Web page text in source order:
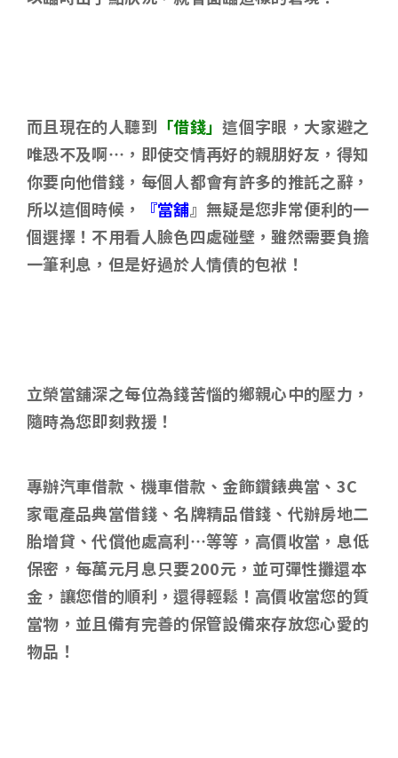
而且現在的人聽到 「借錢」這個字眼，大家避之
唯恐不及啊…，即使交情再好的親朋好友，得知
你要向他借錢，每個人都會有許多的推託之辭，
所以這個時候，
『當舖』無疑是您非常便利的一
個選擇！不用看人臉色四處碰壁，雖然需要負擔
一筆利息，但是好過於人情債的包袱！
立榮當舖深之每位為錢苦惱的鄉親心中的壓力 ，
隨時為您即刻救援！
專辦汽車借款、機車借款、金飾鑽錶典當、3C
家電產品典當借錢、名牌精品借錢、代辦房地二
胎增貸、代償他處高利…等等，高價收當，息低
保密，每萬元月息只要200元，並可彈性攤還本
金，讓您借的順利，還得輕鬆！高價收當您的質
當物，並且備有完善的保管設備來存放您心愛的
物品！